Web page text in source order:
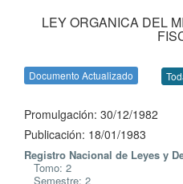
LEY ORGANICA DEL
Documento Actualizado
Promulgación: 30/12/1982
Publicación: 18/01/1983
Registro Nacional de Leyes y
Tomo: 2
Semestre: 2